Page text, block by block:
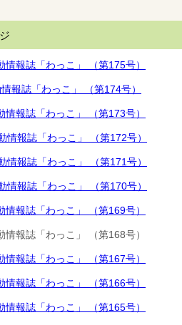
報誌「わっこ」 （第175号）
報誌「わっこ」 （第174号）
報誌「わっこ」 （第173号）
報誌「わっこ」 （第172号）
報誌「わっこ」 （第171号）
報誌「わっこ」 （第170号）
報誌「わっこ」 （第169号）
報誌「わっこ」 （第168号）
報誌「わっこ」 （第167号）
報誌「わっこ」 （第166号）
報誌「わっこ」 （第165号）